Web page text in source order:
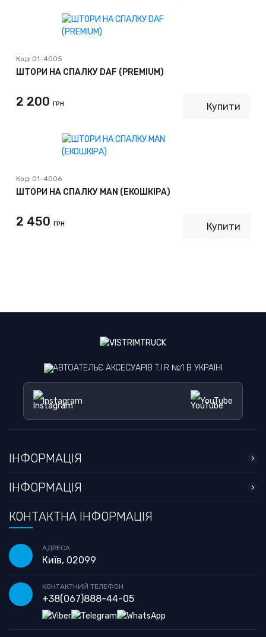
Код: 01-4005
ШТОРИ НА СПАЛКУ DAF (PREMIUM)
2 200 ГРН Купити
Код: 01-4006
ШТОРИ НА СПАЛКУ MAN (ЕКОШКІРА)
2 450 ГРН Купити
АВТОАТЕЛЬЄ АКСЕСУАРІВ T.I.R №1 В УКРАЇНІ
Instagram YouTube
ІНФОРМАЦІЯ
ІНФОРМАЦІЯ
КОНТАКТНА ІНФОРМАЦІЯ
АДРЕСА
Київ, 02099
КОНТАКТНИЙ ТЕЛЕФОН
+38(067)888-44-05